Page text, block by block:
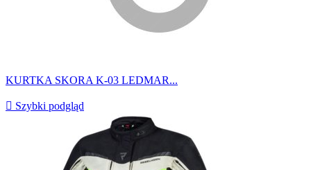
KURTKA SKORA K-03 LEDMAR...
 Szybki podgląd